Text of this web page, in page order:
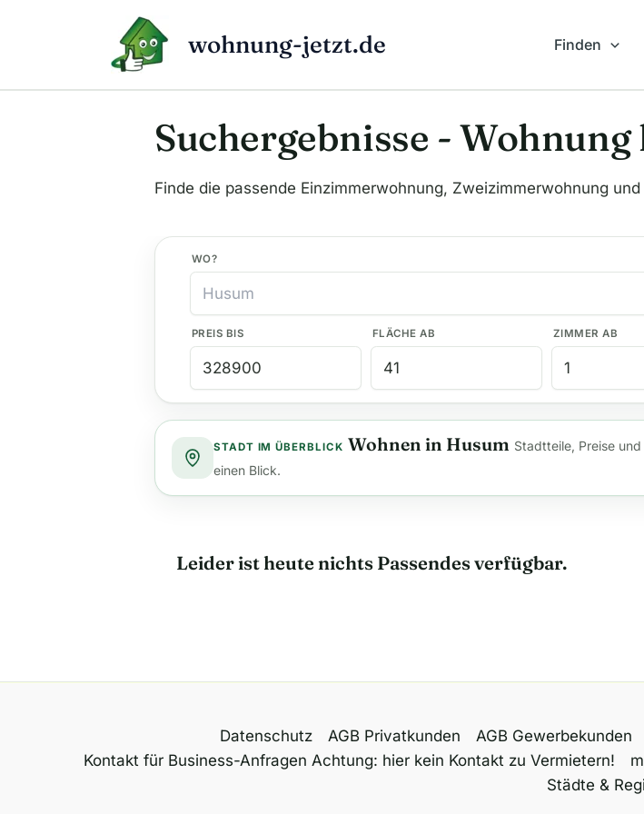
wohnung-jetzt.de Finden
Suchergebnisse -
Finde die passende Einzimmerwohnung, Zweizimmerwohnung
WO?
PREIS BIS FLÄCHE AB ZIMMER AB
STADT IM ÜBERBLICK Wohnen in Husum Stadtteile, Preise
einen Blick.
Leider ist heute nichts Passendes verfügbar.
Datenschutz AGB Privatkunden AGB Gewerbekunden
Kontakt für Business-Anfragen Achtung: hier kein Kontakt zu Vermietern!
Städte &